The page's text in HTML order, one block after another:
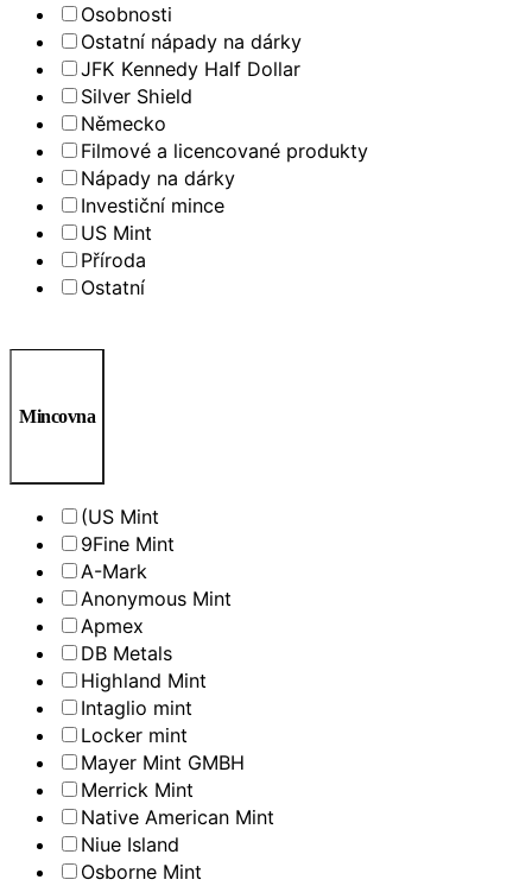
Osobnosti
Ostatní nápady na dárky
JFK Kennedy Half Dollar
Silver Shield
Německo
Filmové a licencované produkty
Nápady na dárky
Investiční mince
US Mint
Příroda
Ostatní
Mincovna
(US Mint
9Fine Mint
A-Mark
Anonymous Mint
Apmex
DB Metals
Highland Mint
Intaglio mint
Locker mint
Mayer Mint GMBH
Merrick Mint
Native American Mint
Niue Island
Osborne Mint